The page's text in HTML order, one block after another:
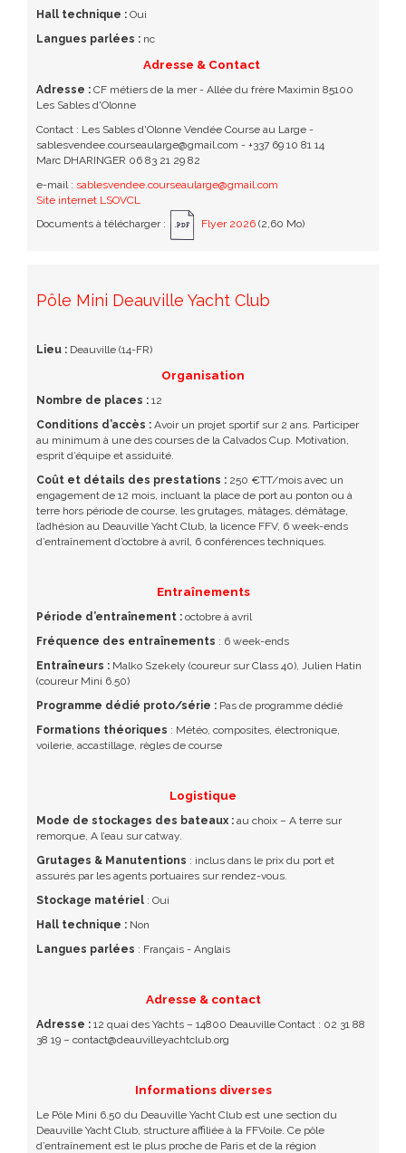
Hall technique : Oui
Langues parlées : nc
Adresse & Contact
Adresse : CF métiers de la mer - Allée du frère Maximin 85100
Les Sables d'Olonne
Contact : Les Sables d'Olonne Vendée Course au Large -
sablesvendee.courseaularge@gmail.com - +337 69 10 81 14
Marc DHARINGER 06 83 21 29 82
e-mail : sablesvendee.courseaularge@gmail.com
Site internet LSOVCL
Documents à télécharger :
Flyer 2026 (2,60 Mo)
Pôle Mini Deauville Yacht Club
Lieu : Deauville (14-FR)
Organisation
Nombre de places : 12
Conditions d’accès : Avoir un projet sportif sur 2 ans. Participer
au minimum à une des courses de la Calvados Cup. Motivation,
esprit d’équipe et assiduité.
Coût et détails des prestations : 250 €TT/mois avec un
engagement de 12 mois, incluant la place de port au ponton ou à
terre hors période de course, les grutages, mâtages, démâtage,
l’adhésion au Deauville Yacht Club, la licence FFV, 6 week-ends
d’entraînement d’octobre à avril, 6 conférences techniques.
Entraînements
Période d’entraînement : octobre à avril
Fréquence des entraînements : 6 week-ends
Entraîneurs : Malko Szekely (coureur sur Class 40), Julien Hatin
(coureur Mini 6.50)
Programme dédié proto/série : Pas de programme dédié
Formations théoriques : Météo, composites, électronique,
voilerie, accastillage, règles de course
Logistique
Mode de stockages des bateaux : au choix – A terre sur
remorque, A l’eau sur catway.
Grutages & Manutentions : inclus dans le prix du port et
assurés par les agents portuaires sur rendez-vous.
Stockage matériel : Oui
Hall technique : Non
Langues parlées : Français - Anglais
Adresse & contact
Adresse : 12 quai des Yachts – 14800 Deauville Contact : 02 31 88
38 19 – contact@deauvilleyachtclub.org
Informations diverses
Le Pôle Mini 6.50 du Deauville Yacht Club est une section du
Deauville Yacht Club, structure affiliée à la FFVoile. Ce pôle
d’entraînement est le plus proche de Paris et de la région